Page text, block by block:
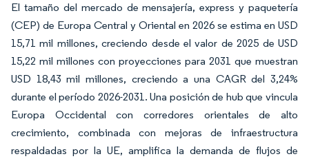
El tamaño del mercado de mensajería, express y paquetería
(CEP) de Europa Central y Oriental en 2026 se estima en USD
15,71 mil millones, creciendo desde el valor de 2025 de USD
15,22 mil millones con proyecciones para 2031 que muestran
USD 18,43 mil millones, creciendo a una CAGR del 3,24%
durante el período 2026-2031. Una posición de hub que vincula
Europa Occidental con corredores orientales de alto
crecimiento, combinada con mejoras de infraestructura
respaldadas por la UE, amplifica la demanda de flujos de